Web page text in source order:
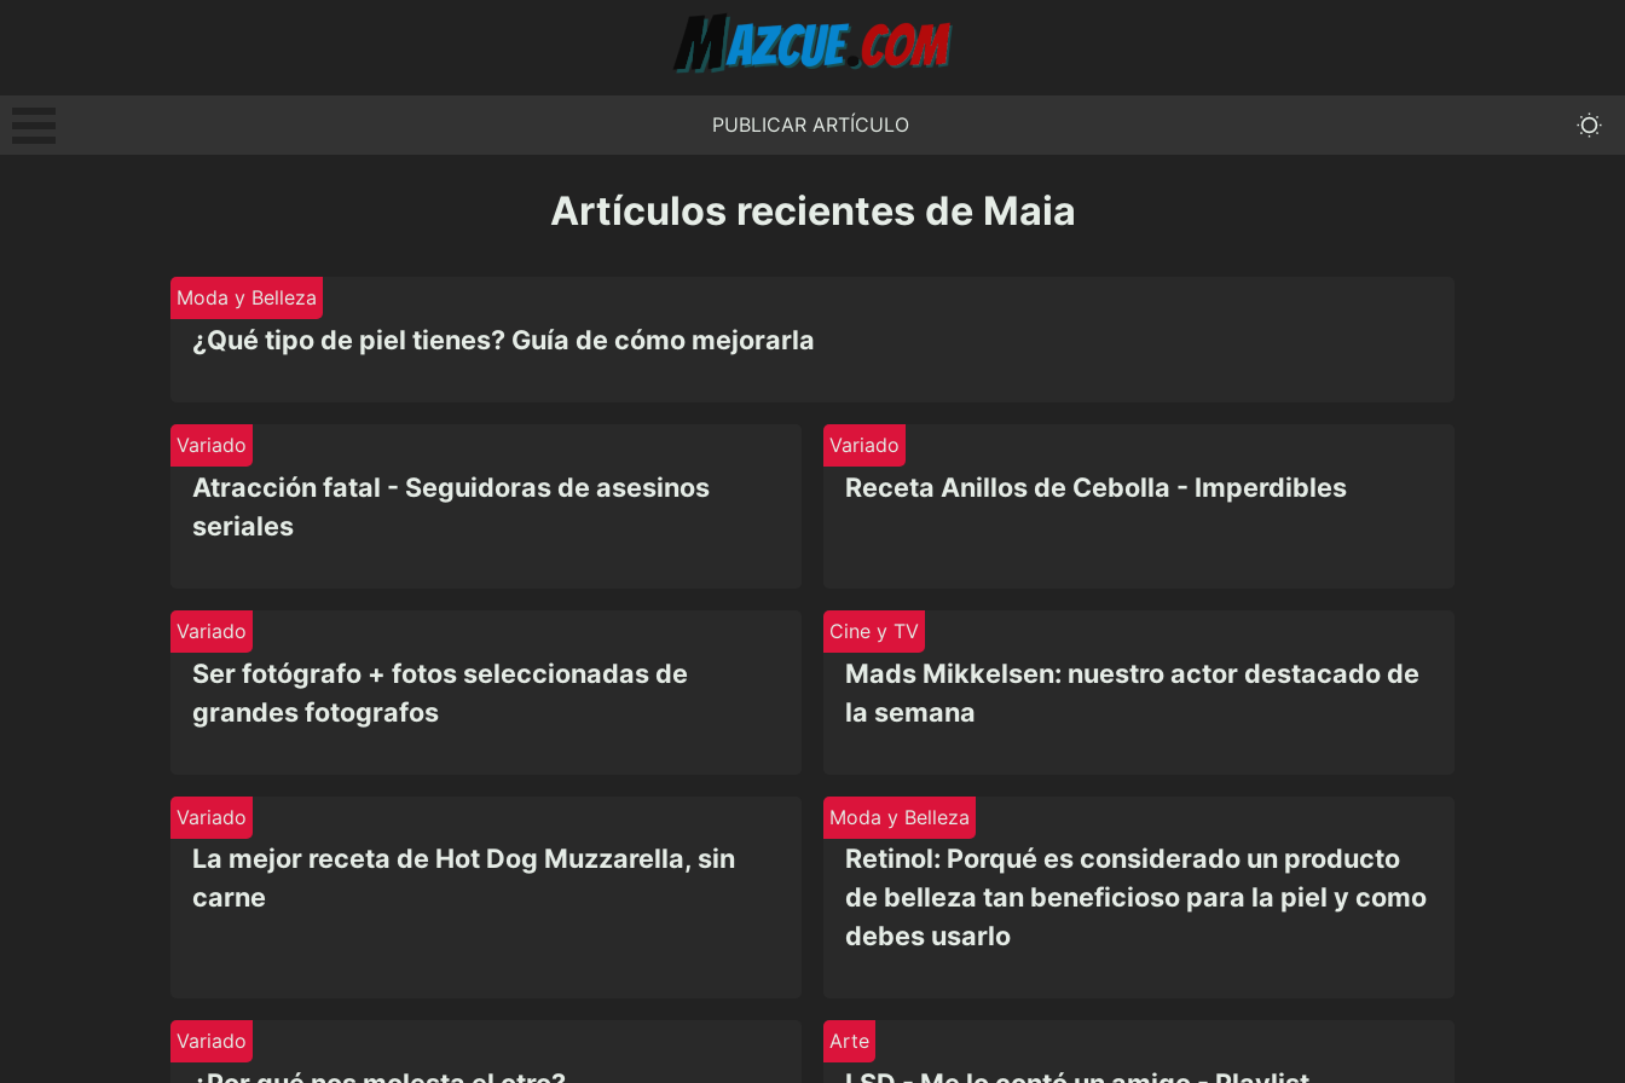
PUBLICAR ARTÍCULO
Artículos recientes de Maia
¿Qué tipo de piel tienes? Guía de cómo mejorarla
Moda y Belleza
Atracción fatal - Seguidoras de asesinos
seriales
Variado
Receta Anillos de Cebolla - Imperdibles
Variado
Ser fotógrafo + fotos seleccionadas de
grandes fotografos
Variado
Mads Mikkelsen: nuestro actor destacado de
la semana
Cine y TV
La mejor receta de Hot Dog Muzzarella, sin
carne
Variado
Retinol: Porqué es considerado un producto
de belleza tan beneficioso para la piel y como
debes usarlo
Moda y Belleza
Variado Arte